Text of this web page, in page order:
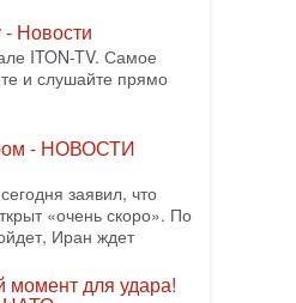
Трамп в самый
о нанесении
намерен
«Аркия»
- НОВОСТИ
рассматривает
- Новости
ITON-TV. Самое
и слушайте прямо
- НОВОСТИ
заявил, что
«очень скоро». По
Иран ждет
для удара!